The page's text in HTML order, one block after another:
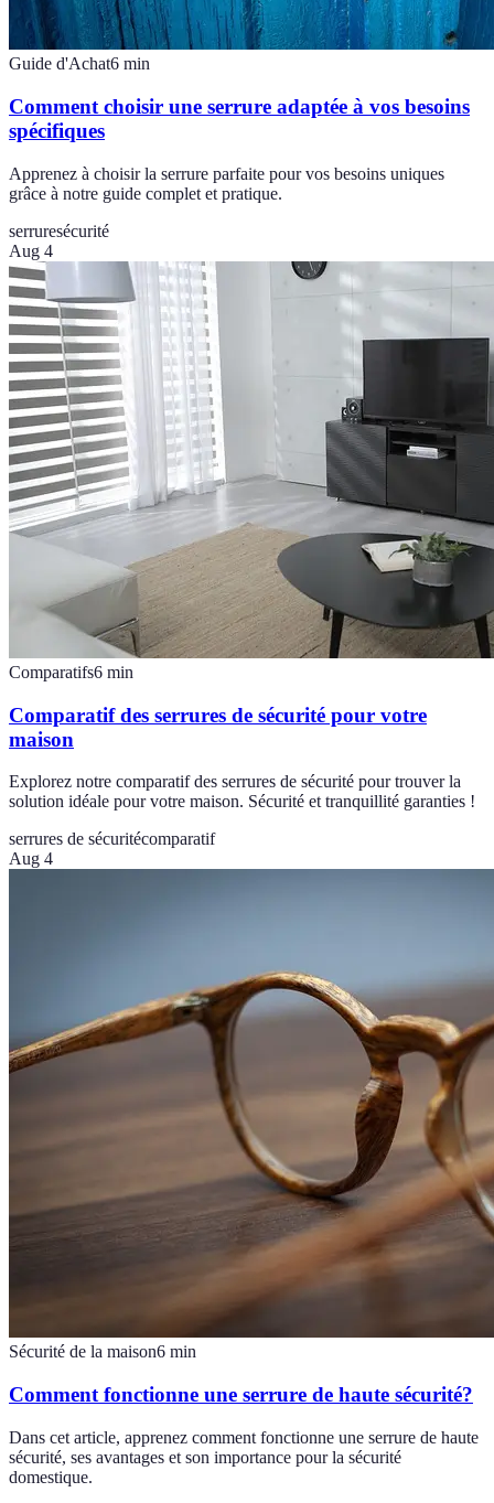
Guide d'Achat6 min
Comment choisir une serrure adaptée à vos besoins
spécifiques
Apprenez à choisir la serrure parfaite pour vos besoins uniques
grâce à notre guide complet et pratique.
serruresécurité
Aug 4
Comparatifs6 min
Comparatif des serrures de sécurité pour votre
maison
Explorez notre comparatif des serrures de sécurité pour trouver la
solution idéale pour votre maison. Sécurité et tranquillité garanties !
serrures de sécuritécomparatif
Aug 4
Sécurité de la maison6 min
Comment fonctionne une serrure de haute sécurité?
Dans cet article, apprenez comment fonctionne une serrure de haute
sécurité, ses avantages et son importance pour la sécurité
domestique.